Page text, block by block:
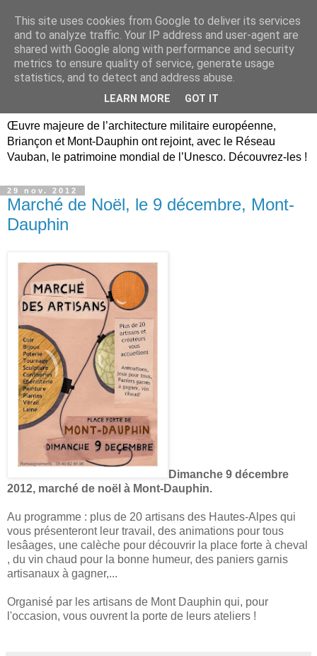
Briançon, Mont-Dauphin,
Vauban Unesco Hautes-
Œuvre majeure de l’architecture militaire européenne,
Briançon et Mont-Dauphin ont rejoint, avec le Réseau
Vauban, le patrimoine mondial de l’Unesco. Découvrez-les !
29 nov. 2012
Marché de Noël, le 9 décembre, Mont-
Dauphin
Dimanche 9 décembre
2012, marché de noël à Mont-Dauphin.
Au programme : plus de 20 artisans des Hautes-Alpes qui
vous présenteront leur travail, des animations pour tous
lesâages, une calèche pour découvrir la place forte à cheval
, du vin chaud pour la bonne humeur, des paniers garnis
artisanaux à gagner,...
Organisé par les artisans de Mont Dauphin qui, pour
l'occasion, vous ouvrent la porte de leurs ateliers !
This site uses cookies from Google to deliver its services
and to analyze traffic. Your IP address and user-agent are
shared with Google along with performance and security
metrics to ensure quality of service, generate usage
statistics, and to detect and address abuse.
LEARN MORE GOT IT